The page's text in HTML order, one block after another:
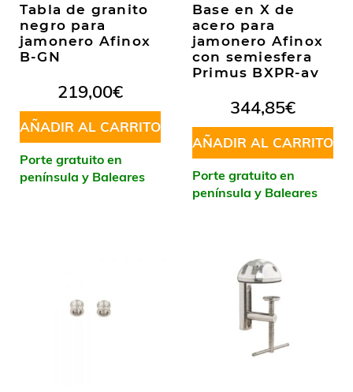
Tabla de granito
negro para
jamonero Afinox
B-GN
219,00€
AÑADIR AL CARRITO
Porte gratuito en
península y Baleares
Base en X de
acero para
jamonero Afinox
con semiesfera
Primus BXPR-av
344,85€
AÑADIR AL CARRITO
Porte gratuito en
península y Baleares